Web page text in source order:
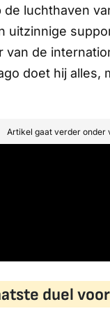
luchthaven
uitzinnige
de
doet hij alles,
Artikel gaat verder onder
duel